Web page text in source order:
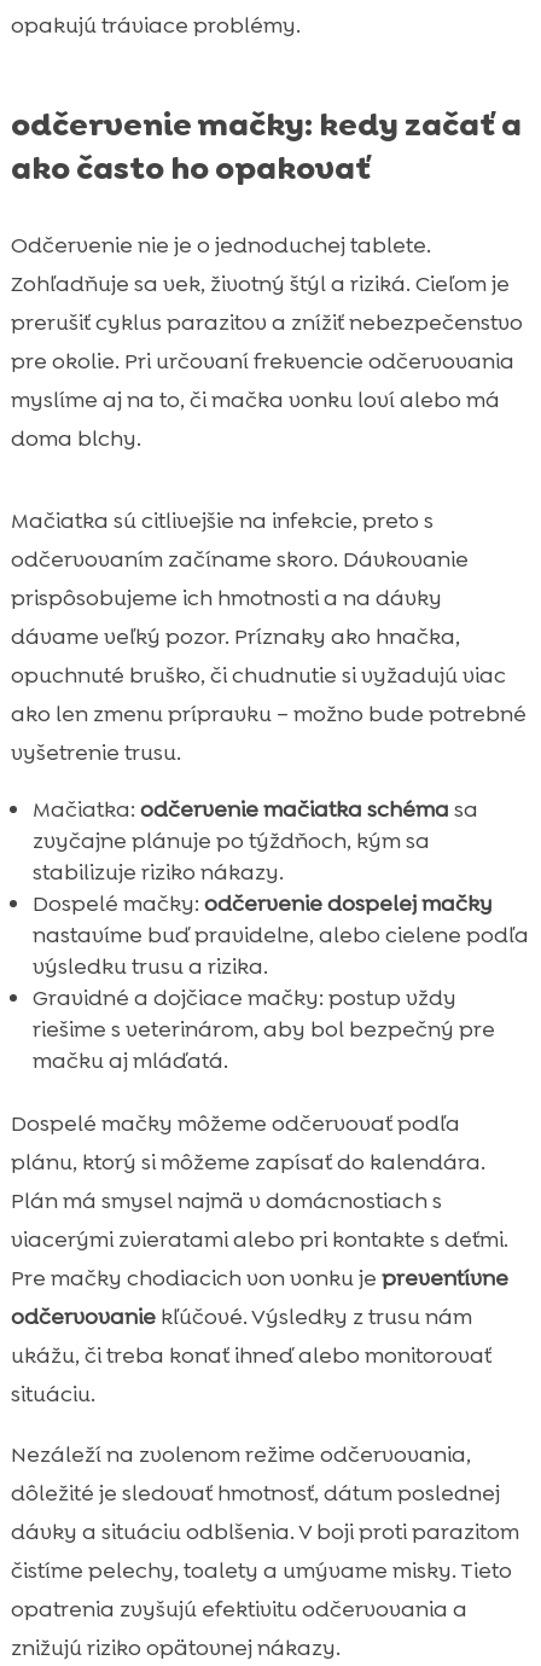
opakujú tráviace problémy.
odčervenie mačky: kedy začať a
ako často ho opakovať
Odčervenie nie je o jednoduchej tablete.
Zohľadňuje sa vek, životný štýl a riziká. Cieľom je
prerušiť cyklus parazitov a znížiť nebezpečenstvo
pre okolie. Pri určovaní frekvencie odčervovania
myslíme aj na to, či mačka vonku loví alebo má
doma blchy.
Mačiatka sú citlivejšie na infekcie, preto s
odčervovaním začíname skoro. Dávkovanie
prispôsobujeme ich hmotnosti a na dávky
dávame veľký pozor. Príznaky ako hnačka,
opuchnuté bruško, či chudnutie si vyžadujú viac
ako len zmenu prípravku – možno bude potrebné
vyšetrenie trusu.
Mačiatka: odčervenie mačiatka schéma sa
zvyčajne plánuje po týždňoch, kým sa
stabilizuje riziko nákazy.
Dospelé mačky: odčervenie dospelej mačky
nastavíme buď pravidelne, alebo cielene podľa
výsledku trusu a rizika.
Gravidné a dojčiace mačky: postup vždy
riešime s veterinárom, aby bol bezpečný pre
mačku aj mláďatá.
Dospelé mačky môžeme odčervovať podľa
plánu, ktorý si môžeme zapísať do kalendára.
Plán má smysel najmä v domácnostiach s
viacerými zvieratami alebo pri kontakte s deťmi.
Pre mačky chodiacich von vonku je preventívne
odčervovaniekľúčové. Výsledky z trusu nám
ukážu, či treba konať ihneď alebo monitorovať
situáciu.
Nezáleží na zvolenom režime odčervovania,
dôležité je sledovať hmotnosť, dátum poslednej
dávky a situáciu odblšenia. V boji proti parazitom
čistíme pelechy, toalety a umývame misky. Tieto
opatrenia zvyšujú efektivitu odčervovania a
znižujú riziko opätovnej nákazy.